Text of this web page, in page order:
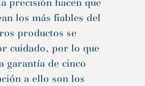
precisión hacen que
los más fiables del
productos se
cuidado, por lo que
garantía de cinco
a ello son los